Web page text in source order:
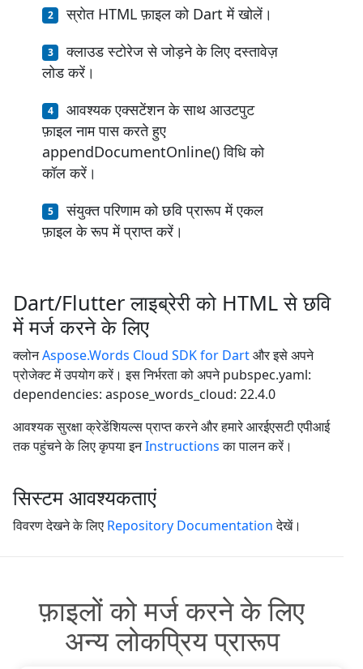
स्रोत HTML फ़ाइल को Dart में खोलें।
क्लाउड स्टोरेज से जोड़ने के लिए दस्तावेज़
लोड करें।
आवश्यक एक्सटेंशन के साथ आउटपुट
फ़ाइल नाम पास करते हुए
appendDocumentOnline() विधि को
कॉल करें।
संयुक्त परिणाम को छवि प्रारूप में एकल
फ़ाइल के रूप में प्राप्त करें।
Dart/Flutter लाइब्रेरी को HTML से छवि
में मर्ज करने के लिए
क्लोनAspose.Words Cloud SDK for Dartऔर इसे अपने
प्रोजेक्ट में उपयोग करें। इस निर्भरता को अपने pubspec.yaml:
dependencies: aspose_words_cloud: 22.4.0
आवश्यक सुरक्षा क्रेडेंशियल्स प्राप्त करने और हमारे आरईएसटी एपीआई
तक पहुंचने के लिए कृपया इनInstructionsका पालन करें।
सिस्टम आवश्यकताएं
विवरण देखने के लिए Repository Documentationदेखें।
फ़ाइलों को मर्ज करने के लिए
अन्य लोकप्रिय प्रारूप